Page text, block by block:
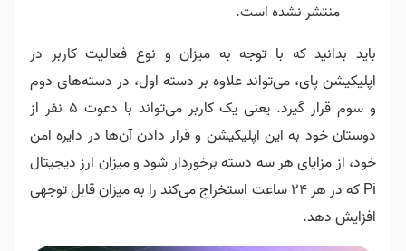
منتشر نشده است.
باید بدانید که با توجه به میزان و نوع فعالیت کاربر در
اپلیکیشن پای، می‌تواند علاوه بر دسته اول، در دسته‌های دوم
و سوم قرار گیرد. یعنی یک کاربر می‌تواند با دعوت ۵ نفر از
دوستان خود به این اپلیکیشن و قرار دادن آن‌ها در دایره امن
خود، از مزایای هر سه دسته برخوردار شود و میزان ارز دیجیتال
Pi که در هر ۲۴ ساعت استخراج می‌کند را به میزان قابل توجهی
افزایش دهد.